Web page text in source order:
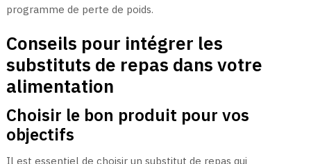
programme de perte de poids.
Conseils pour intégrer les
substituts de repas dans votre
alimentation
Choisir le bon produit pour vos
objectifs
Il est essentiel de choisir un substitut de repas qui